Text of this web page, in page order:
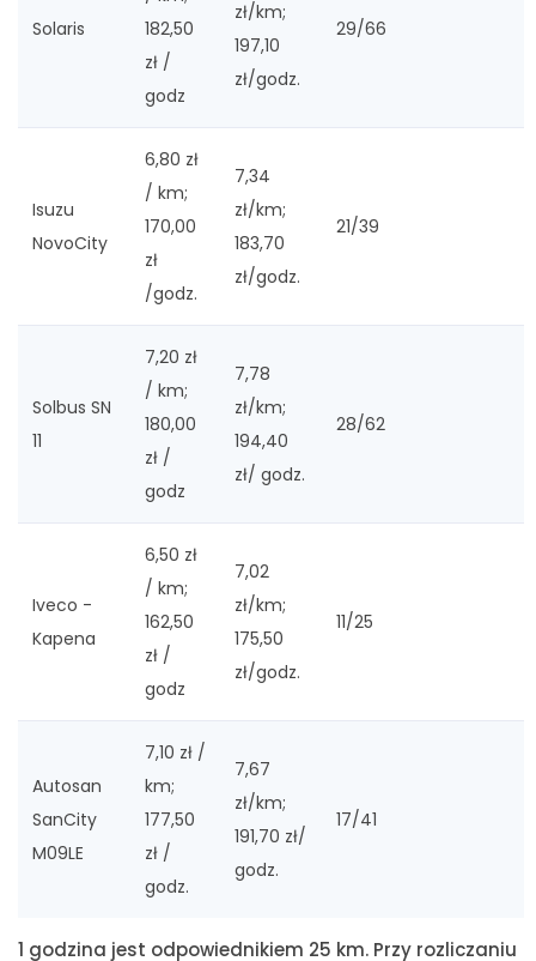
Solaris
182,50
zł /
godz
zł/km;
197,10
zł/godz.
29/66
Isuzu
NovoCity
6,80 zł
/ km;
170,00
zł
/godz.
7,34
zł/km;
183,70
zł/godz.
21/39
Solbus SN
11
7,20 zł
/ km;
180,00
zł /
godz
7,78
zł/km;
194,40
zł/ godz.
28/62
Iveco -
Kapena
6,50 zł
/ km;
162,50
zł /
godz
7,02
zł/km;
175,50
zł/godz.
11/25
Autosan
SanCity
M09LE
7,10 zł /
km;
177,50
zł /
godz.
7,67
zł/km;
191,70 zł/
godz.
17/41
1 godzina jest odpowiednikiem 25 km. Przy rozliczaniu